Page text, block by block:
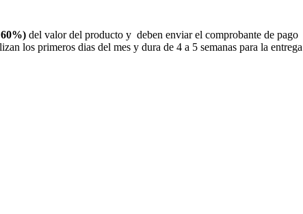
del valor del producto y deben enviar el comprobante de pago
los primeros dias del mes y dura de 4 a 5 semanas para la